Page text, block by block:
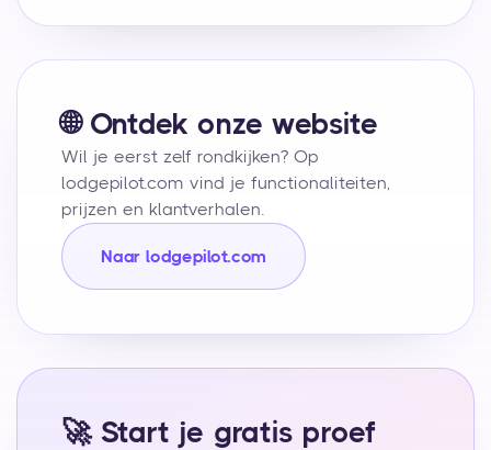
🌐 Ontdek onze website
Wil je eerst zelf rondkijken? Op
lodgepilot.com vind je functionaliteiten,
prijzen en klantverhalen.
Naar lodgepilot.com
🚀 Start je gratis proef